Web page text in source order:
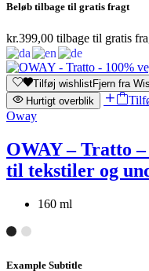
Beløb tilbage til gratis fragt
kr.399,00 tilbage til gratis
Tilføj wishlistFjern fra
Hurtigt overblik
Oway
OWAY – Tratto
til tekstiler og
160 ml
Example Subtitle